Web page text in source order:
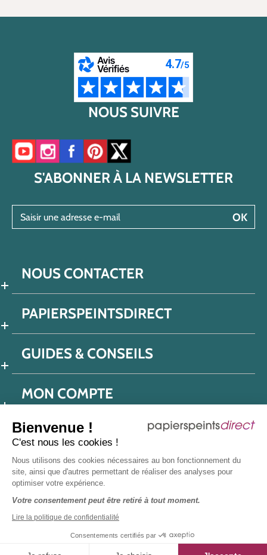
Bienvenue !
C'est nous les cookies !
Nous utilisons des cookies nécessaires au bon fonctionnement du
site, ainsi que d'autres permettant de réaliser des analyses pour
optimiser votre expérience.
Votre consentement peut être retiré à tout moment.
Lire la politique de confidentialité
Consentements certifiés par
NOUS SUIVRE
Accéder à notre chaîne YouTube
Accéder à notre compte Instagram
Accéder à notre page Facebook
Accéder à notre compte Pinterest
Accéder à notre compte Twitter/X
S'ABONNER À LA NEWSLETTER
OK
NOUS CONTACTER
PAPIERSPEINTSDIRECT
GUIDES & CONSEILS
MON COMPTE
Politique de confidentialité
Mentions légales
Protection données réseaux sociaux
Déclaration d'accessibilité